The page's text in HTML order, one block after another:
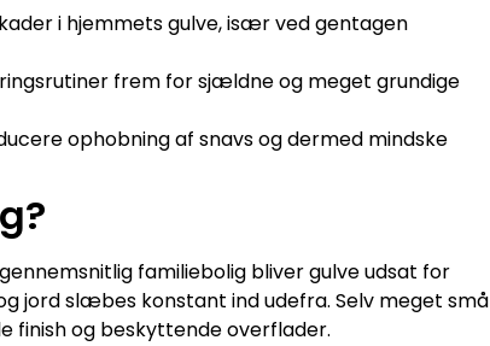
i hjemmets gulve, især ved gentagen
frem for sjældne og meget grundige
ophobning af snavs og dermed mindske
familiebolig bliver gulve udsat for
jord slæbes konstant ind udefra. Selv meget små
finish og beskyttende overflader.